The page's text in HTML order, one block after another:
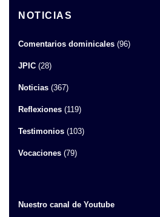
NOTICIAS
Comentarios dominicales (96)
JPIC (28)
Noticias (367)
Reflexiones (119)
Testimonios (103)
Vocaciones (79)
Nuestro canal de Youtube